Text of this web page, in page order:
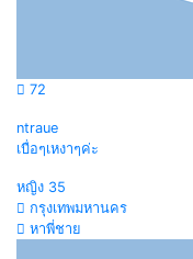
72
ntraue
เบื่อๆเหงาๆค่ะ
หญิง 35
กรุงเทพมหานคร
หาพี่ชาย